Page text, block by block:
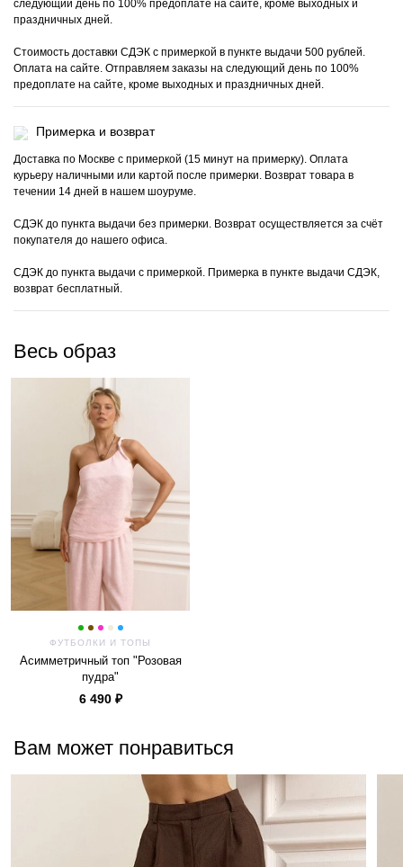
следующий день по 100% предоплате на сайте, кроме выходных и
праздничных дней.
Стоимость доставки СДЭК с примеркой в пункте выдачи 500 рублей.
Оплата на сайте. Отправляем заказы на следующий день по 100%
предоплате на сайте, кроме выходных и праздничных дней.
Примерка и возврат
Доставка по Москве с примеркой (15 минут на примерку). Оплата
курьеру наличными или картой после примерки. Возврат товара в
течении 14 дней в нашем шоуруме.
СДЭК до пункта выдачи без примерки. Возврат осуществляется за счёт
покупателя до нашего офиса.
СДЭК до пункта выдачи с примеркой. Примерка в пункте выдачи СДЭК,
возврат бесплатный.
Весь образ
ФУТБОЛКИ И ТОПЫ
Асимметричный топ "Розовая
пудра"
6 490 ₽
Вам может понравиться